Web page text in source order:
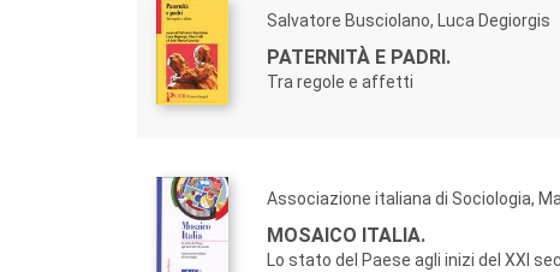
Salvatore Busciolano, Luca Degiorgis
PATERNITÀ E PADRI.
Tra regole e affetti
Associazione italiana di Sociologia,
MOSAICO ITALIA.
Lo stato del Paese agli inizi del XXI